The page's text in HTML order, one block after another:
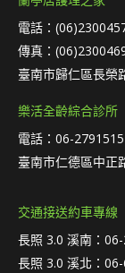
電話：
傳真：
臺南市歸仁區長榮
樂活全齡綜合診所
電話：06-2791515
臺南市仁德區中正
交通接送約車專線
長照 3.0 溪南：
長照 3.0 溪北：